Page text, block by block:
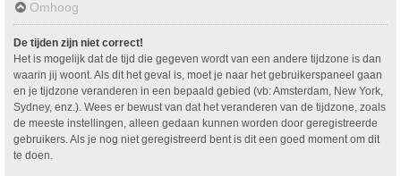
Omhoog
De tijden zijn niet correct!
Het is mogelijk dat de tijd die gegeven wordt van een andere tijdzone is dan
waarin jij woont. Als dit het geval is, moet je naar het gebruikerspaneel gaan
en je tijdzone veranderen in een bepaald gebied (vb: Amsterdam, New York,
Sydney, enz.). Wees er bewust van dat het veranderen van de tijdzone, zoals
de meeste instellingen, alleen gedaan kunnen worden door geregistreerde
gebruikers. Als je nog niet geregistreerd bent is dit een goed moment om dit
te doen.